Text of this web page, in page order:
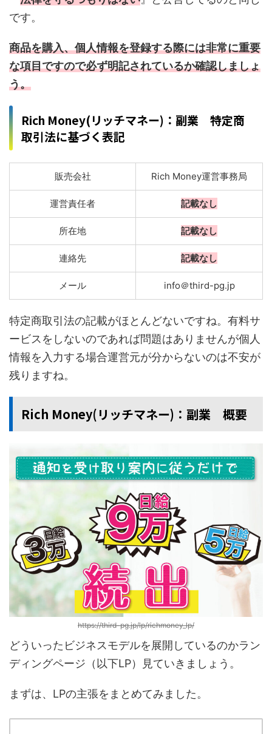
です。
商品を購入、個人情報を登録する際には非常に重要
な項目ですので必ず明記されているか確認しましょ
う。
Rich Money(リッチマネー)：副業 特定商
取引法に基づく表記
販売会社 Rich Money運営事務局
運営責任者 記載なし
所在地 記載なし
連絡先 記載なし
メール info＠third-pg.jp
特定商取引法の記載がほとんどないですね。有料サ
ービスをしないのであれば問題はありませんが個人
情報を入力する場合運営元が分からないのは不安が
残りますね。
Rich Money(リッチマネー)：副業 概要
https://third-pg.jp/lp/richmoney_lp/
どういったビジネスモデルを展開しているのかラン
ディングページ（以下LP）見ていきましょう。
まずは、LPの主張をまとめてみました。